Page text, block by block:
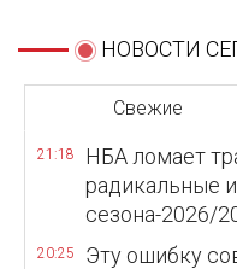
НОВОСТИ
Свежие
21:18
НБА ломает
радикальные
сезона-2026/
20:25
Эту ошибку